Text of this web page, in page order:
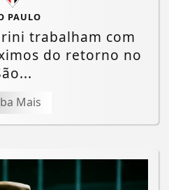
PAULO
trabalham com
do retorno no
Mais